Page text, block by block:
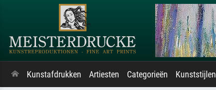
Kunstafdrukken Artiesten Categorieën Kunststijlen